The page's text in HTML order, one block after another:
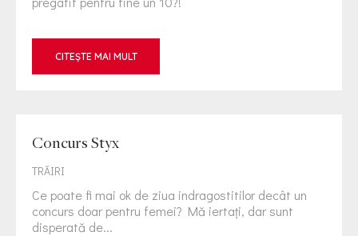
CITEȘTE MAI MULT
Concurs Styx
TRĂIRI
Ce poate fi mai ok de ziua indragostitilor decât un
concurs doar pentru femei? Mă iertaţi, dar sunt
disperată de...